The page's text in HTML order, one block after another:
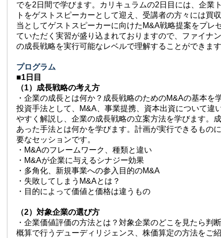
でを2日間で学びます。カリキュラムの2日目には、企業
トをゲストスピーカーとして迎え、受講者の方々には買
当としてゲストスピーカーに向けたM&A戦略提案をプレ
ていただく実習が盛り込まれておりますので、ファイナ
の成長戦略を実行可能なレベルで理解することができま
プログラム
■1日目
（1）成長戦略の考え方
・企業の成長とは何か？成長戦略のためのM&Aの基本を
投資手法として、M&A、事業提携、資本出資について違
やすく解説し、企業の成長戦略の立案方法を学びます。
あった手法とは何かを学びます。計画が実行できるもの
要なセッションです。
・M&Aのフレームワーク、種類と違い
・M&Aが企業に与えるシナジー効果
・多角化、新規事業への参入目的のM&A
・失敗してしまうM&Aとは？
・目的によって価値と価格は違うもの
（2）対象企業の選び方
・企業価値評価の方法とは？対象企業のどこを見たら判
概算で行うデューディリジェンス、株価算定の方法をご